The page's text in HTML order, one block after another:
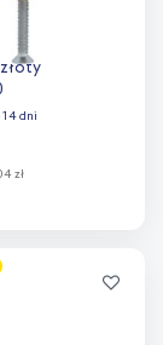
do umywalki
14 dni
zł